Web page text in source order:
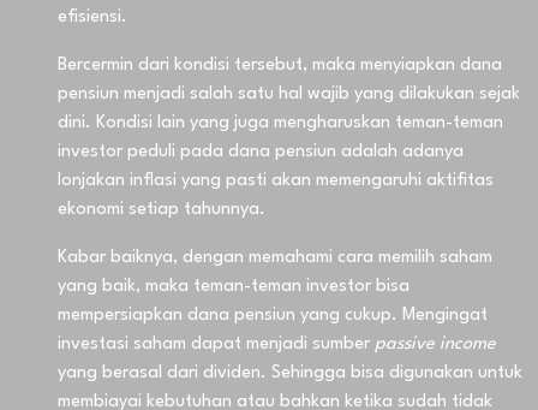
efisiensi.
Bercermin dari kondisi tersebut, maka menyiapkan dana
pensiun menjadi salah satu hal wajib yang dilakukan sejak
dini. Kondisi lain yang juga mengharuskan teman-teman
investor peduli pada dana pensiun adalah adanya
lonjakan inflasi yang pasti akan memengaruhi aktifitas
ekonomi setiap tahunnya.
Kabar baiknya, dengan memahami cara memilih saham
yang baik, maka teman-teman investor bisa
mempersiapkan dana pensiun yang cukup. Mengingat
investasi saham dapat menjadi sumber passive income
yang berasal dari dividen. Sehingga bisa digunakan untuk
membiayai kebutuhan atau bahkan ketika sudah tidak